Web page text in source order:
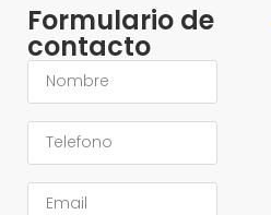
Formulario de
contacto